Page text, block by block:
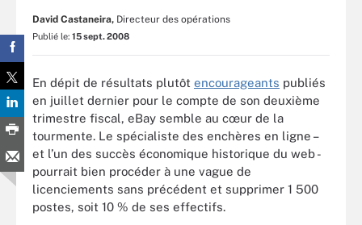
David Castaneira, Directeur des opérations
Publié le: 15 sept. 2008
En dépit de résultats plutôt encourageants publiés
en juillet dernier pour le compte de son deuxième
trimestre fiscal, eBay semble au cœur de la
tourmente. Le spécialiste des enchères en ligne –
et l’un des succès économique historique du web -
pourrait bien procéder à une vague de
licenciements sans précédent et supprimer 1 500
postes, soit 10 % de ses effectifs.